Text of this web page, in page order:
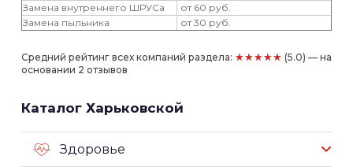
Замена внутреннего ШРУСа
от 60 руб.
Замена пыльника
от 30 руб.
Средний рейтинг всех компаний раздела: ★★★★★ (5.0) — на
основании 2 отзывов
Каталог Харьковской
Здоровье